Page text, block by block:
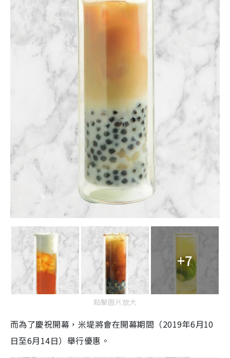
+7
點擊圖片放大
而為了慶祝開幕，米堤將會在開幕期間（2019年6月10
日至6月14日）舉行優惠。